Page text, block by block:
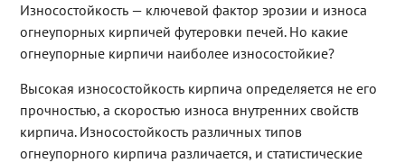
Износостойкость — ключевой фактор эрозии и износа
огнеупорных кирпичей футеровки печей. Но какие
огнеупорные кирпичи наиболее износостойкие?
Высокая износостойкость кирпича определяется не его
прочностью, а скоростью износа внутренних свойств
кирпича. Износостойкость различных типов
огнеупорного кирпича различается, и статистические